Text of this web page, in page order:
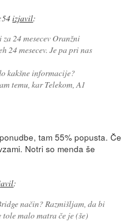
izjavil:
24 mesecev Oranžni
24 mesecev. Je pa pri nas
kakšne informacije?
temu, kar Telekom, A1
tam 55% popusta. Če
Notri so menda še
:
način? Razmišljam, da bi
malo matra če je (še)